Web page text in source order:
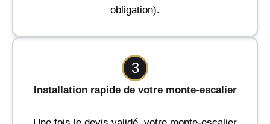
obligation).
3
Installation rapide de votre monte-escalier